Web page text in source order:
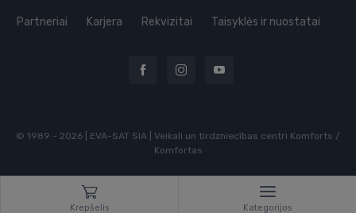
Partneriai Karjera Rekvizitai Taisyklės ir nuostatai
© 1989 - 2026 | EVA-SAT SIA | Veikali un tirdzniecības centri Komforts /
Komfortas
Krepšelis Kategorijos